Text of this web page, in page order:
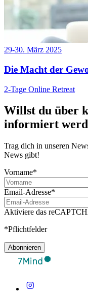
29-30. März 2025
Die Macht der
2-Tage Online Retreat
Willst du über
informiert
Trag dich in unseren
News gibt!
Vorname*
Email-Adresse*
Aktiviere das
*Pflichtfelder
Abonnieren